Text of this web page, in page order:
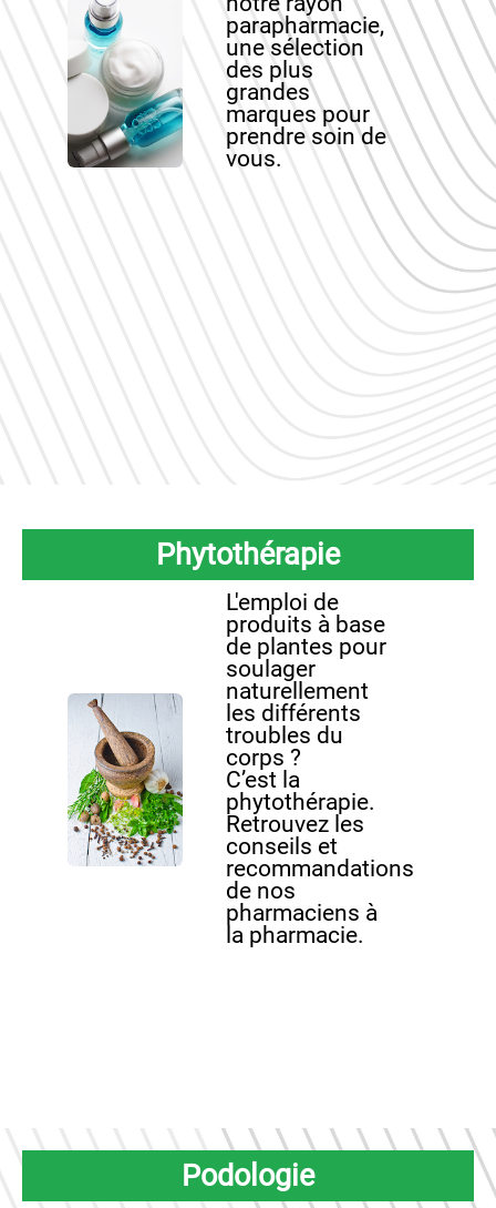
parapharmacie,
une sélection
des plus
grandes
marques pour
prendre soin de
vous.
Phytothérapie
L'emploi de
produits à base
de plantes pour
soulager
naturellement
les différents
troubles du
corps ?
C’est la
phytothérapie.
Retrouvez les
conseils et
recommandations
de nos
pharmaciens à
la pharmacie.
Podologie